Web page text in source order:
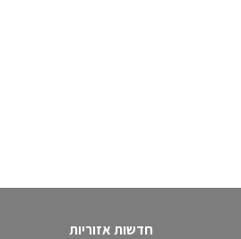
חדשות אזוריות